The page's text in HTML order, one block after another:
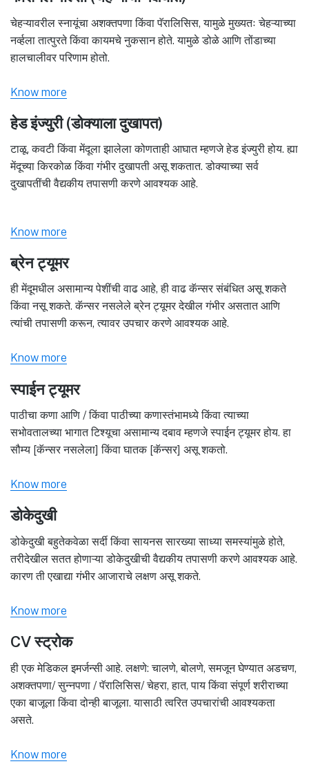
चेहऱ्यावरील स्नायूंचा अशक्तपणा किंवा पॅरालिसिस, यामुळे मुख्यतः चेहऱ्याच्या
नर्व्हला तात्पुरते किंवा कायमचे नुकसान होते. यामुळे डोळे आणि तोंडाच्या
हालचालीवर परिणाम होतो.
Know more
हेड इंज्युरी (डोक्याला दुखापत)
टाळू, कवटी किंवा मेंदूला झालेला कोणताही आघात म्हणजे हेड इंज्युरी होय. ह्या
मेंदूच्या किरकोळ किंवा गंभीर दुखापती असू शकतात. डोक्याच्या सर्व
दुखापतींची वैद्यकीय तपासणी करणे आवश्यक आहे.
Know more
ब्रेन ट्यूमर
ही मेंदूमधील असामान्य पेशींची वाढ आहे, ही वाढ कॅन्सर संबंधित असू शकते
किंवा नसू शकते. कॅन्सर नसलेले ब्रेन ट्यूमर देखील गंभीर असतात आणि
त्यांची तपासणी करून, त्यावर उपचार करणे आवश्यक आहे.
Know more
स्पाईन ट्यूमर
पाठीचा कणा आणि / किंवा पाठीच्या कणास्तंभामध्ये किंवा त्याच्या
सभोवतालच्या भागात टिश्यूचा असामान्य दबाव म्हणजे स्पाईन ट्यूमर होय. हा
सौम्य [कॅन्सर नसलेला] किंवा घातक [कॅन्सर] असू शकतो.
Know more
डोकेदुखी
डोकेदुखी बहुतेकवेळा सर्दी किंवा सायनस सारख्या साध्या समस्यांमुळे होते,
तरीदेखील सतत होणाऱ्या डोकेदुखीची वैद्यकीय तपासणी करणे आवश्यक आहे.
कारण ती एखाद्या गंभीर आजाराचे लक्षण असू शकते.
Know more
CV स्ट्रोक
ही एक मेडिकल इमर्जन्सी आहे. लक्षणे: चालणे, बोलणे, समजून घेण्यात अडचण,
अशक्तपणा/ सुन्नपणा / पॅरालिसिस/ चेहरा, हात, पाय किंवा संपूर्ण शरीराच्या
एका बाजूला किंवा दोन्ही बाजूला. यासाठी त्वरित उपचारांची आवश्यकता
असते.
Know more